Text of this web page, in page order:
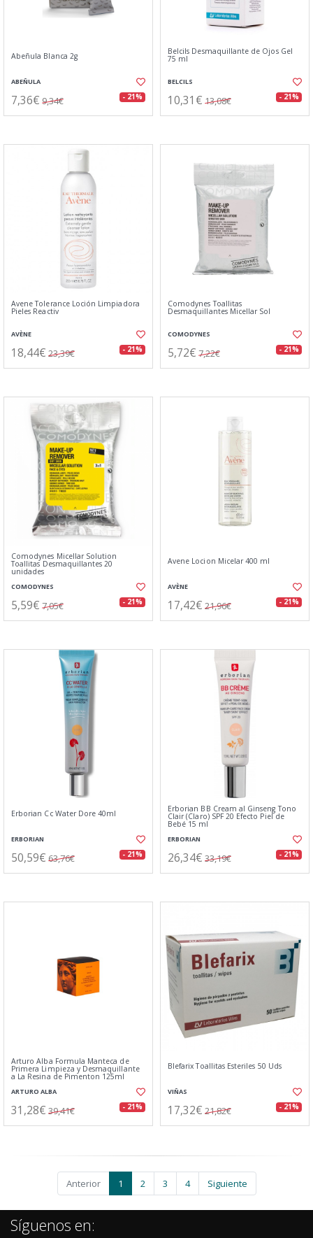
Abeñula Blanca 2g
ABEÑULA
7,36€ 9,34€ - 21%
Belcils Desmaquillante de Ojos Gel
75 ml
BELCILS
10,31€ 13,08€ - 21%
Avene Tolerance Loción Limpiadora
Pieles Reactiv
AVÈNE
18,44€ 23,39€ - 21%
Comodynes Toallitas
Desmaquillantes Micellar Sol
COMODYNES
5,72€ 7,22€ - 21%
Comodynes Micellar Solution
Toallitas Desmaquillantes 20
unidades
COMODYNES
5,59€ 7,05€ - 21%
Avene Locion Micelar 400 ml
AVÈNE
17,42€ 21,96€ - 21%
Erborian Cc Water Dore 40ml
ERBORIAN
50,59€ 63,76€ - 21%
Erborian BB Cream al Ginseng Tono
Clair (Claro) SPF 20 Efecto Piel de
Bebé 15 ml
ERBORIAN
26,34€ 33,19€ - 21%
Arturo Alba Formula Manteca de
Primera Limpieza y Desmaquillante
a La Resina de Pimenton 125ml
ARTURO ALBA
31,28€ 39,41€ - 21%
Blefarix Toallitas Esteriles 50 Uds
VIÑAS
17,32€ 21,82€ - 21%
Anterior 1 2 3 4 Siguiente
Síguenos en: